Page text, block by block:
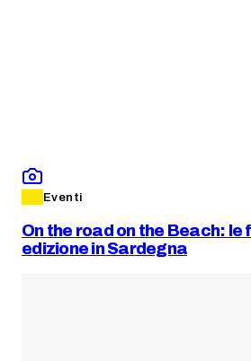
Eventi
On the road on the Beach:
edizione in Sardegna